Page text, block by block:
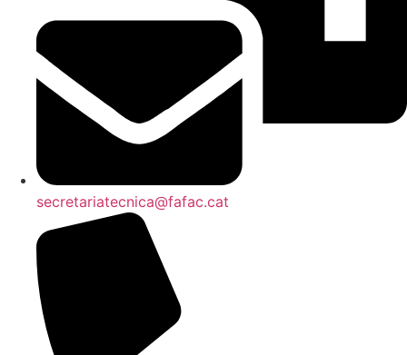
secretariatecnica@fafac.cat